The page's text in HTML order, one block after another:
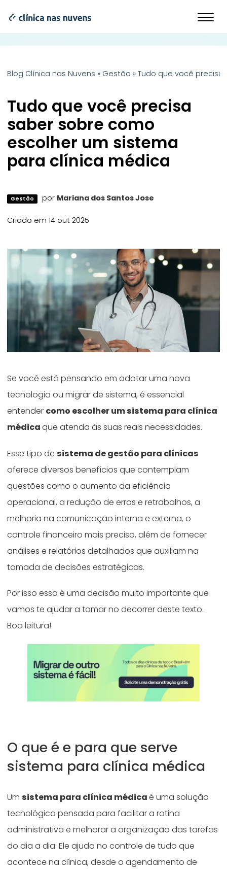
Blog Clínica nas Nuvens » Gestão »Tudo que você
Tudo que você precisa
saber sobre como
escolher um sistema
para clínica médica
Gestão por Mariana dos Santos Jose
Criado em 14 out 2025
Se você está pensando em adotar uma nova
tecnologia ou migrar de sistema, é essencial
entender como escolher um sistema para clínica
médicaque atenda às suas reais necessidades.
Esse tipo desistema de gestão para clínicas
oferece diversos benefícios que contemplam
questões como o aumento da eficiência
operacional, a redução de erros e retrabalhos, a
melhoria na comunicação interna e externa, o
controle financeiro mais preciso, além de fornecer
análises e relatórios detalhados que auxiliam na
tomada de decisões estratégicas.
Por isso essa é uma decisão muito importante que
vamos te ajudar a tomar no decorrer deste texto.
Boa leitura!
O que é e para que serve
sistema para clínica médica
Umsistema para clínica médicaé uma solução
tecnológica pensada para facilitar a rotina
administrativa e melhorar a organização das tarefas
do dia a dia. Ele ajuda no controle de tudo que
acontece na clínica, desde o agendamento de